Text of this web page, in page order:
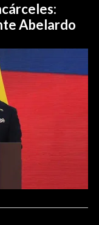
Abelardo